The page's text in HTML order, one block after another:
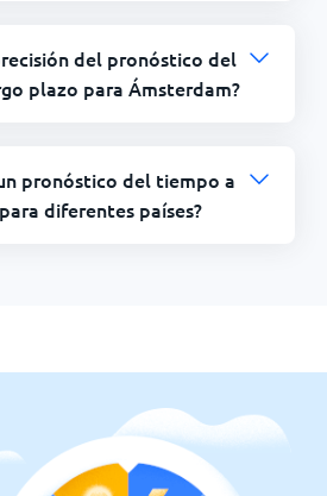
del pronóstico del
plazo para Ámsterdam?
pronóstico del tiempo a
diferentes países?